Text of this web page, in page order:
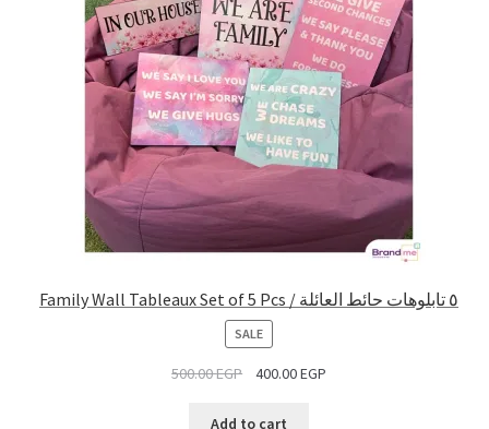
Family Wall Tableaux Set of 5 Pcs / ٥ تابلوهات حائط العائلة
SALEPRODUCT
ON
SALE
500.00EGP 400.00EGP
Add to cart